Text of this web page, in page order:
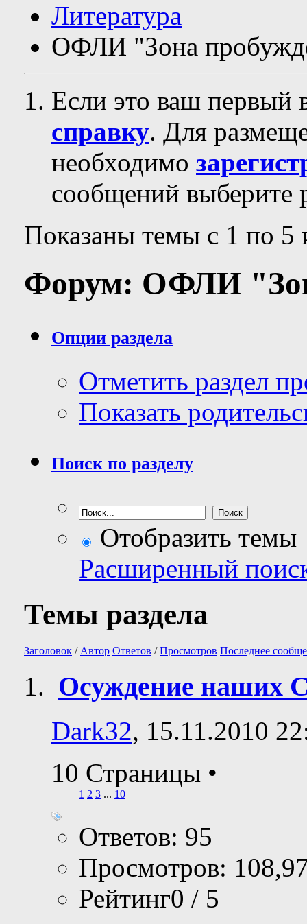
Литература
ОФЛИ "Зона
Если это ваш первый
справку. Для
необходимо
сообщений выберите
Показаны темы с 1 по 5
Форум: ОФЛИ
Опции раздела
Отметить раздел
Показать
Поиск по разделу
Отобразить темы
Расширенный
Темы раздела
Заголовок / Автор Ответов /Просмотров Последнее
Осуждение наших
Dark32, 15.11.2010
10 Страницы •
1 2 3 ... 10
Ответов: 95
Просмотров:
Рейтинг0 / 5